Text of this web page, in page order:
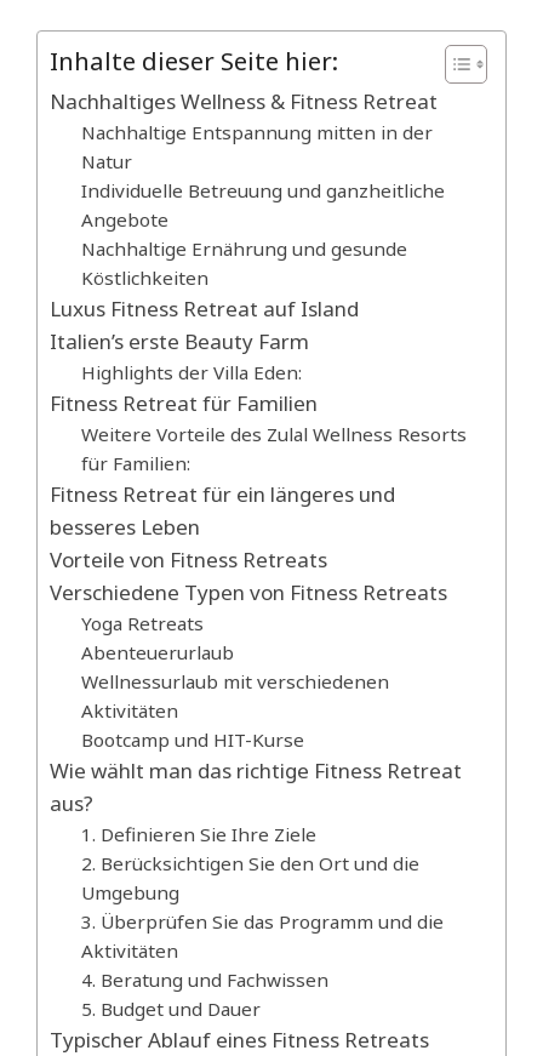
Inhalte dieser Seite hier:
Nachhaltiges Wellness & Fitness Retreat
Nachhaltige Entspannung mitten in der
Natur
Individuelle Betreuung und ganzheitliche
Angebote
Nachhaltige Ernährung und gesunde
Köstlichkeiten
Luxus Fitness Retreat auf Island
Italien’s erste Beauty Farm
Highlights der Villa Eden:
Fitness Retreat für Familien
Weitere Vorteile des Zulal Wellness Resorts
für Familien:
Fitness Retreat für ein längeres und
besseres Leben
Vorteile von Fitness Retreats
Verschiedene Typen von Fitness Retreats
Yoga Retreats
Abenteuerurlaub
Wellnessurlaub mit verschiedenen
Aktivitäten
Bootcamp und HIT-Kurse
Wie wählt man das richtige Fitness Retreat
aus?
1. Definieren Sie Ihre Ziele
2. Berücksichtigen Sie den Ort und die
Umgebung
3. Überprüfen Sie das Programm und die
Aktivitäten
4. Beratung und Fachwissen
5. Budget und Dauer
Typischer Ablauf eines Fitness Retreats